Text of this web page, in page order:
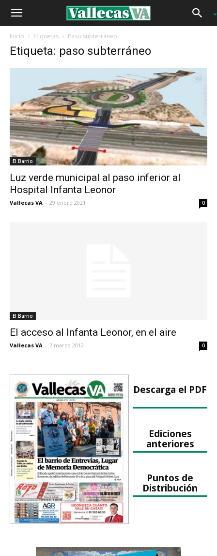
Inicio Etiquetas Paso subterráneo
Etiqueta: paso subterráneo
El Barrio
Luz verde municipal al paso inferior al
Hospital Infanta Leonor
Vallecas VA - 29 enero 2021 0
El Barrio
El acceso al Infanta Leonor, en el aire
Vallecas VA - 7 marzo 2012 0
Descarga el PDF
Ediciones
anteriores
Puntos de
Distribución